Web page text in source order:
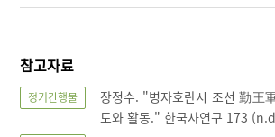
참고자료
정기간행물
장정수. "병자호란시 조선 勤王
도와 활동." 한국사연구 173